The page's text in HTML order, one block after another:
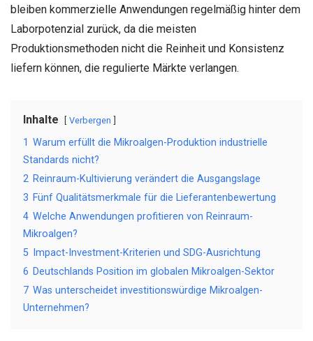
bleiben kommerzielle Anwendungen regelmäßig hinter dem
Laborpotenzial zurück, da die meisten
Produktionsmethoden nicht die Reinheit und Konsistenz
liefern können, die regulierte Märkte verlangen.
Inhalte Verbergen
1 Warum erfüllt die Mikroalgen-Produktion industrielle
Standards nicht?
2 Reinraum-Kultivierung verändert die Ausgangslage
3 Fünf Qualitätsmerkmale für die Lieferantenbewertung
4 Welche Anwendungen profitieren von Reinraum-
Mikroalgen?
5 Impact-Investment-Kriterien und SDG-Ausrichtung
6 Deutschlands Position im globalen Mikroalgen-Sektor
7 Was unterscheidet investitionswürdige Mikroalgen-
Unternehmen?